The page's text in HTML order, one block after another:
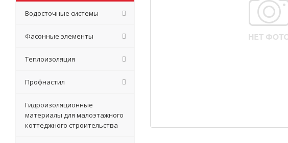
Водосточные системы
Фасонные элементы
Теплоизоляция
Профнастил
Гидроизоляционные
материалы для малоэтажного
коттеджного строительства